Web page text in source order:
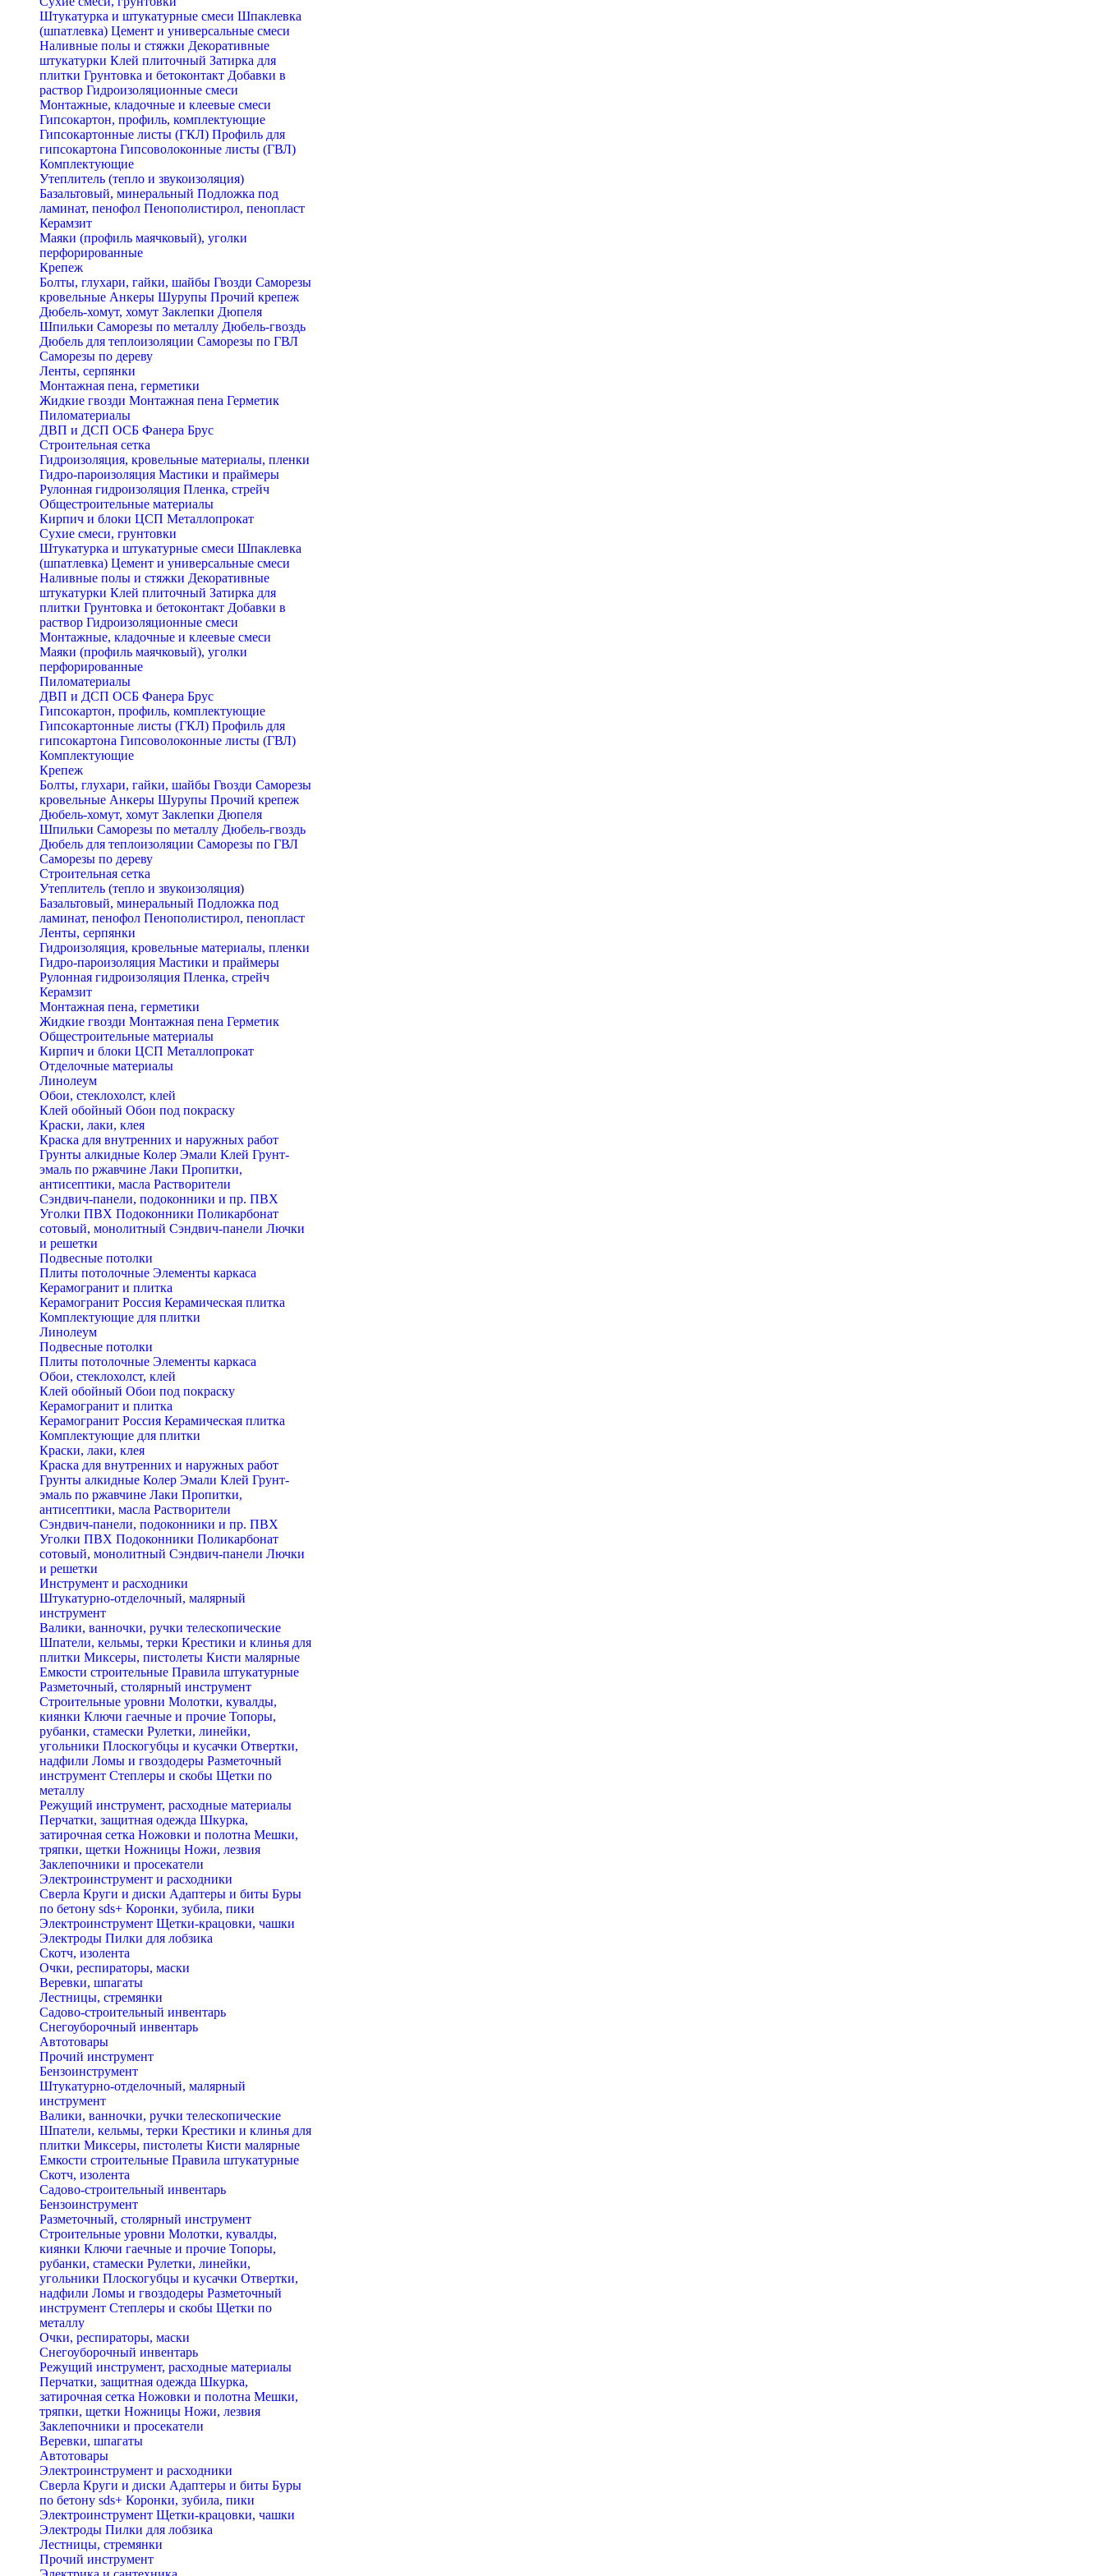
Штукатурка и штукатурные смеси Шпаклевка
(шпатлевка) Цемент и универсальные смеси
Наливные полы и стяжки Декоративные
штукатурки Клей плиточный Затирка для
плитки Грунтовка и бетоконтакт Добавки в
раствор Гидроизоляционные смеси
Монтажные, кладочные и клеевые смеси
Гипсокартон, профиль, комплектующие
Гипсокартонные листы (ГКЛ) Профиль для
гипсокартона Гипсоволоконные листы (ГВЛ)
Комплектующие
Утеплитель (тепло и звукоизоляция)
Базальтовый, минеральный Подложка под
ламинат, пенофол Пенополистирол, пенопласт
Керамзит
Маяки (профиль маячковый), уголки
перфорированные
Крепеж
Болты, глухари, гайки, шайбы Гвозди Саморезы
кровельные Анкеры Шурупы Прочий крепеж
Дюбель-хомут, хомут Заклепки Дюпеля
Шпильки Саморезы по металлу Дюбель-гвоздь
Дюбель для теплоизоляции Саморезы по ГВЛ
Саморезы по дереву
Ленты, серпянки
Монтажная пена, герметики
Жидкие гвозди Монтажная пена Герметик
Пиломатериалы
ДВП и ДСП ОСБ Фанера Брус
Строительная сетка
Гидроизоляция, кровельные материалы, пленки
Гидро-пароизоляция Мастики и праймеры
Рулонная гидроизоляция Пленка, стрейч
Общестроительные материалы
Кирпич и блоки ЦСП Металлопрокат
Сухие смеси, грунтовки
Штукатурка и штукатурные смеси Шпаклевка
(шпатлевка) Цемент и универсальные смеси
Наливные полы и стяжки Декоративные
штукатурки Клей плиточный Затирка для
плитки Грунтовка и бетоконтакт Добавки в
раствор Гидроизоляционные смеси
Монтажные, кладочные и клеевые смеси
Маяки (профиль маячковый), уголки
перфорированные
Пиломатериалы
ДВП и ДСП ОСБ Фанера Брус
Гипсокартон, профиль, комплектующие
Гипсокартонные листы (ГКЛ) Профиль для
гипсокартона Гипсоволоконные листы (ГВЛ)
Комплектующие
Крепеж
Болты, глухари, гайки, шайбы Гвозди Саморезы
кровельные Анкеры Шурупы Прочий крепеж
Дюбель-хомут, хомут Заклепки Дюпеля
Шпильки Саморезы по металлу Дюбель-гвоздь
Дюбель для теплоизоляции Саморезы по ГВЛ
Саморезы по дереву
Строительная сетка
Утеплитель (тепло и звукоизоляция)
Базальтовый, минеральный Подложка под
ламинат, пенофол Пенополистирол, пенопласт
Ленты, серпянки
Гидроизоляция, кровельные материалы, пленки
Гидро-пароизоляция Мастики и праймеры
Рулонная гидроизоляция Пленка, стрейч
Керамзит
Монтажная пена, герметики
Жидкие гвозди Монтажная пена Герметик
Общестроительные материалы
Кирпич и блоки ЦСП Металлопрокат
Отделочные материалы
Линолеум
Обои, стеклохолст, клей
Клей обойный Обои под покраску
Краски, лаки, клея
Краска для внутренних и наружных работ
Грунты алкидные Колер Эмали Клей Грунт-
эмаль по ржавчине Лаки Пропитки,
антисептики, масла Растворители
Сэндвич-панели, подоконники и пр. ПВХ
Уголки ПВХ Подоконники Поликарбонат
сотовый, монолитный Сэндвич-панели Лючки
и решетки
Подвесные потолки
Плиты потолочные Элементы каркаса
Керамогранит и плитка
Керамогранит Россия Керамическая плитка
Комплектующие для плитки
Линолеум
Подвесные потолки
Плиты потолочные Элементы каркаса
Обои, стеклохолст, клей
Клей обойный Обои под покраску
Керамогранит и плитка
Керамогранит Россия Керамическая плитка
Комплектующие для плитки
Краски, лаки, клея
Краска для внутренних и наружных работ
Грунты алкидные Колер Эмали Клей Грунт-
эмаль по ржавчине Лаки Пропитки,
антисептики, масла Растворители
Сэндвич-панели, подоконники и пр. ПВХ
Уголки ПВХ Подоконники Поликарбонат
сотовый, монолитный Сэндвич-панели Лючки
и решетки
Инструмент и расходники
Штукатурно-отделочный, малярный
инструмент
Валики, ванночки, ручки телескопические
Шпатели, кельмы, терки Крестики и клинья для
плитки Миксеры, пистолеты Кисти малярные
Емкости строительные Правила штукатурные
Разметочный, столярный инструмент
Строительные уровни Молотки, кувалды,
киянки Ключи гаечные и прочие Топоры,
рубанки, стамески Рулетки, линейки,
угольники Плоскогубцы и кусачки Отвертки,
надфили Ломы и гвоздодеры Разметочный
инструмент Степлеры и скобы Щетки по
металлу
Режущий инструмент, расходные материалы
Перчатки, защитная одежда Шкурка,
затирочная сетка Ножовки и полотна Мешки,
тряпки, щетки Ножницы Ножи, лезвия
Заклепочники и просекатели
Электроинструмент и расходники
Сверла Круги и диски Адаптеры и биты Буры
по бетону sds+ Коронки, зубила, пики
Электроинструмент Щетки-крацовки, чашки
Электроды Пилки для лобзика
Скотч, изолента
Очки, респираторы, маски
Веревки, шпагаты
Лестницы, стремянки
Садово-строительный инвентарь
Снегоуборочный инвентарь
Автотовары
Прочий инструмент
Бензоинструмент
Штукатурно-отделочный, малярный
инструмент
Валики, ванночки, ручки телескопические
Шпатели, кельмы, терки Крестики и клинья для
плитки Миксеры, пистолеты Кисти малярные
Емкости строительные Правила штукатурные
Скотч, изолента
Садово-строительный инвентарь
Бензоинструмент
Разметочный, столярный инструмент
Строительные уровни Молотки, кувалды,
киянки Ключи гаечные и прочие Топоры,
рубанки, стамески Рулетки, линейки,
угольники Плоскогубцы и кусачки Отвертки,
надфили Ломы и гвоздодеры Разметочный
инструмент Степлеры и скобы Щетки по
металлу
Очки, респираторы, маски
Снегоуборочный инвентарь
Режущий инструмент, расходные материалы
Перчатки, защитная одежда Шкурка,
затирочная сетка Ножовки и полотна Мешки,
тряпки, щетки Ножницы Ножи, лезвия
Заклепочники и просекатели
Веревки, шпагаты
Автотовары
Электроинструмент и расходники
Сверла Круги и диски Адаптеры и биты Буры
по бетону sds+ Коронки, зубила, пики
Электроинструмент Щетки-крацовки, чашки
Электроды Пилки для лобзика
Лестницы, стремянки
Прочий инструмент